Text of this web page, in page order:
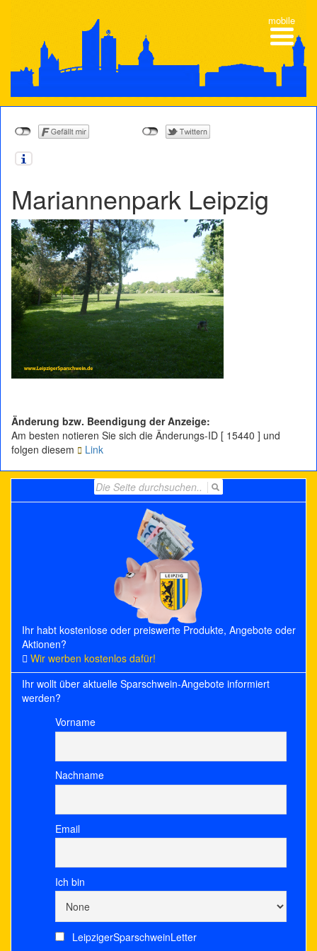
Mariannenpark Leipzig
Änderung bzw. Beendigung der Anzeige:
Am besten notieren Sie sich die Änderungs-ID [ 15440 ] und
folgen diesem
Link
for:
Ihr habt kostenlose oder preiswerte Produkte, Angebote oder
Aktionen?
Wir werben kostenlos dafür!
Ihr wollt über aktuelle Sparschwein-Angebote informiert
werden?
Vorname
Nachname
Email
Ich bin
LeipzigerSparschweinLetter
mobile